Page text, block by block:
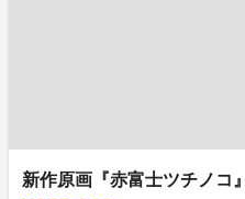
新作原画『赤富士ツチノコ』